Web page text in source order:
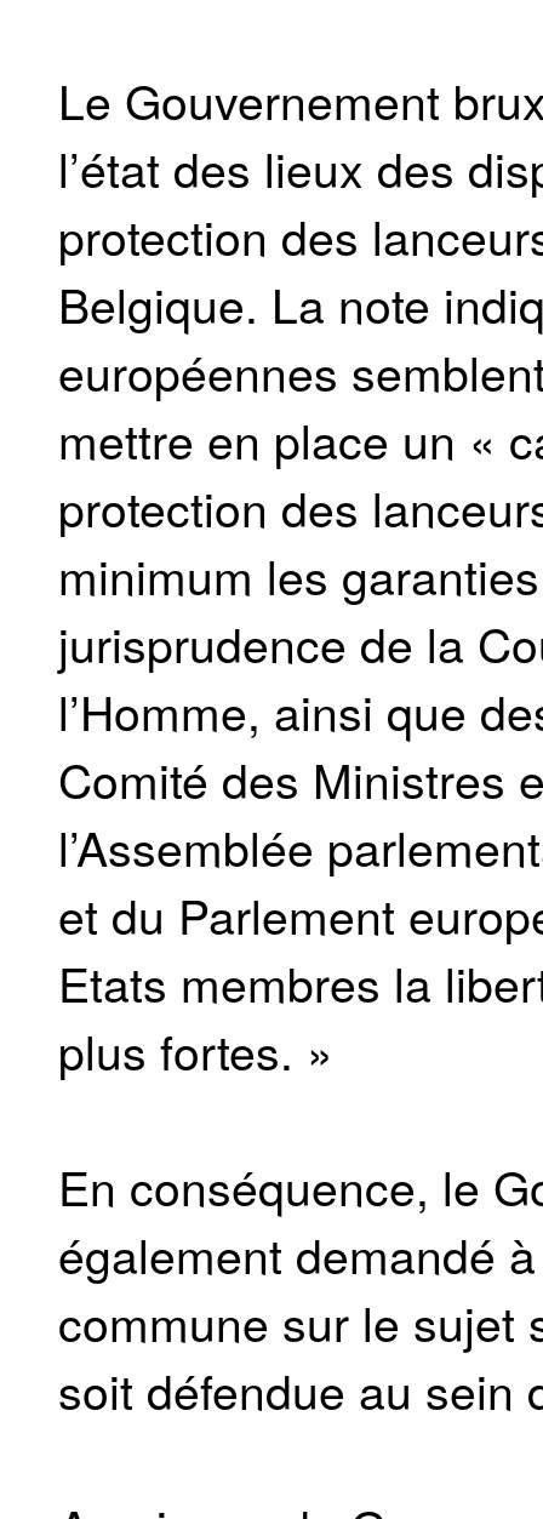
Le Gouvernement
l’état des lieux des
protection des
Belgique. La note
européennes
mettre en place un «
protection des
minimum les
jurisprudence de la
l’Homme, ainsi que
Comité des Ministres
l’Assemblée
et du Parlement
Etats membres la
plus fortes. »
En conséquence, le
également demandé
commune sur le sujet
soit défendue au sein